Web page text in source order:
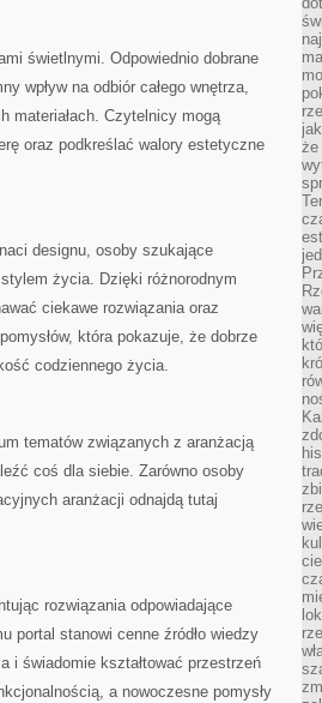
świetlnymi. Odpowiednio dobrane
wpływ na odbiór całego wnętrza,
materiałach. Czytelnicy mogą
oraz podkreślać walory estetyczne
designu, osoby szukające
życia. Dzięki różnorodnym
ciekawe rozwiązania oraz
która pokazuje, że dobrze
codziennego życia.
tematów związanych z aranżacją
coś dla siebie. Zarówno osoby
aranżacji odnajdą tutaj
rozwiązania odpowiadające
portal stanowi cenne źródło wiedzy
i świadomie kształtować przestrzeń
a nowoczesne pomysły
że